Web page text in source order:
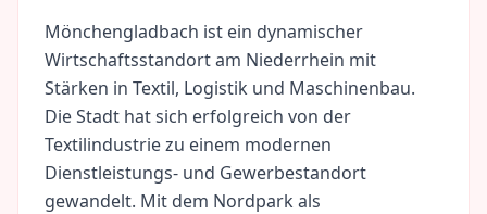
Mönchengladbach ist ein dynamischer
Wirtschaftsstandort am Niederrhein mit
Stärken in Textil, Logistik und Maschinenbau.
Die Stadt hat sich erfolgreich von der
Textilindustrie zu einem modernen
Dienstleistungs- und Gewerbestandort
gewandelt. Mit dem Nordpark als